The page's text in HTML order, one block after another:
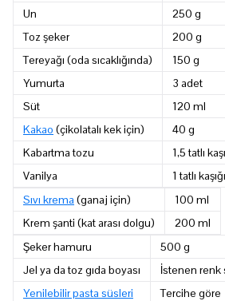
Un
250 g
Toz şeker
200 g
Tereyağı (oda sıcaklığında)
150 g
Yumurta
3 adet
Süt
120 ml
Kakao (çikolatalı kek için)
40 g
Kabartma tozu
1,5 tatlı
Vanilya
1 tatlı kaşığı
Sıvı krema (ganaj için)
100 ml
Krem şanti (kat arası dolgu)
200 ml
Şeker hamuru
500 g
Jel ya da toz gıda boyası
İstenen renk
Yenilebilir pasta süsleri
Tercihe göre